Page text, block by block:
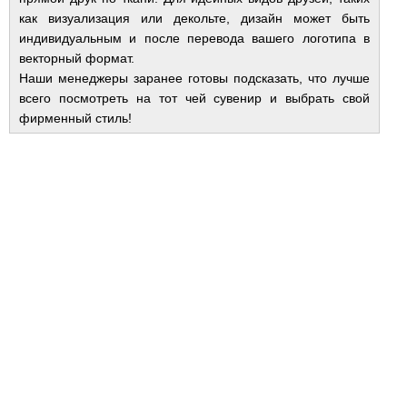
как визуализация или декольте, дизайн может быть
индивидуальным и после перевода вашего логотипа в
векторный формат.
Наши менеджеры заранее готовы подсказать, что лучше
всего посмотреть на тот чей сувенир и выбрать свой
фирменный стиль!